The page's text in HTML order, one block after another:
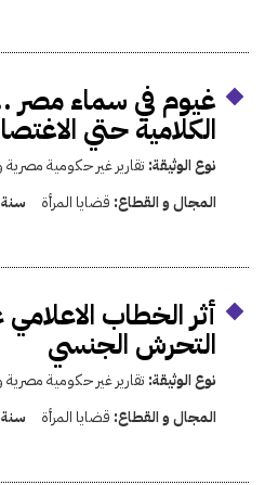
غيوم في سماء مصر
الكلامية حتي
نوع الوثيقة: تقارير غير حكومية مصرية
المجال و القطاع: قضايا المرأة سنة
أثر الخطاب
التحرش الجنسي
نوع الوثيقة: تقارير غير حكومية مصرية
المجال و القطاع: قضايا المرأة سنة